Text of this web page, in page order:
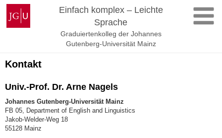
Zum
Inhalt
springen
Johannes
Gutenberg-
Universität
Einfach komplex – Leichte
Sprache
Graduiertenkolleg der Johannes
Gutenberg-Universität Mainz
Kontakt
Univ.-Prof. Dr. Arne Nagels
Johannes Gutenberg-Universität Mainz
FB 05, Department of English and Linguistics
Jakob-Welder-Weg 18
55128 Mainz